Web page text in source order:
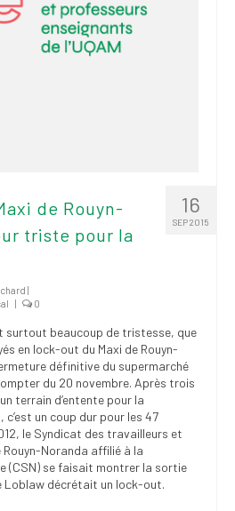
16
SEP 2015
de Rouyn-
triste pour la
|
| 0
surtout beaucoup de tristesse, que
en lock-out du Maxi de Rouyn-
définitive du supermarché
du 20 novembre. Après trois
terrain d’entente pour la
un coup dur pour les 47
le Syndicat des travailleurs et
Noranda affilié à la
(CSN) se faisait montrer la sortie
Loblaw décrétait un lock-out.